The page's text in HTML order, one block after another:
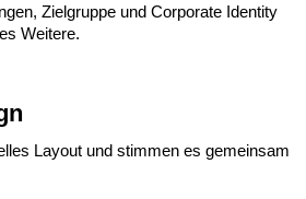
Zielgruppe und Corporate Identity
Weitere.
Layout und stimmen es gemeinsam